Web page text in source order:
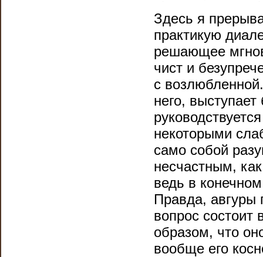
Здесь я
практикую
решающее
чист и
с
него,
некоторыми
само собой
несчастным,
ведь в
Правда, авгуры
вопрос состоит
образом, что
вообще его